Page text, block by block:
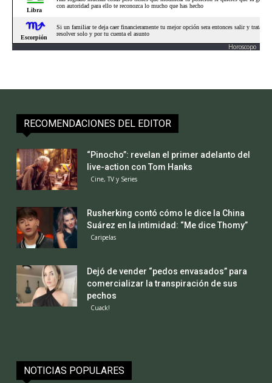
Horoscopo
RECOMENDACIONES DEL EDITOR
“Pinocho”: revelan el primer adelanto del
live-action con Tom Hanks
Cine, TV y Series
Rusherking contó cómo le dice la China
Suárez en la intimidad: “Me dice Thomy”
Caripelas
Dejó de vender “pedos envasados” para
comercializar la transpiración de sus
pechos
Cuack!
NOTICIAS POPULARES